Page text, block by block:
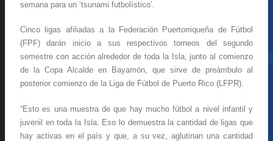
semana para un ‘tsunami futbolístico’.
Cinco ligas afiliadas a la Federación Puertorriqueña de Fútbol
(FPF) darán inicio a sus respectivos torneos del segundo
semestre con acción alrededor de toda la Isla, junto al comienzo
de la Copa Alcalde en Bayamón, que sirve de preámbulo al
posterior comienzo de la Liga de Fútbol de Puerto Rico (LFPR).
“Esto es una muestra de que hay mucho fútbol a nivel infantil y
juvenil en toda la Isla. Eso lo demuestra la cantidad de ligas que
hay activas en el país y que, a su vez, aglutinan una cantidad